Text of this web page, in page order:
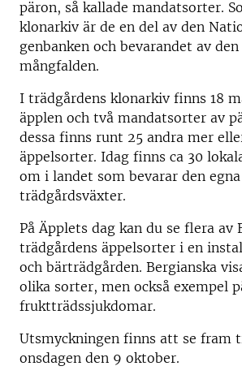
päron, så kallade mandatsorter.
klonarkiv är de en del av den
genbanken och bevarandet av
mångfalden.
I trädgårdens klonarkiv finns 18
äpplen och två mandatsorter av
dessa finns runt 25 andra mer
äppelsorter. Idag finns ca 30
om i landet som bevarar den
trädgårdsväxter.
På Äpplets dag kan du se flera av
trädgårdens äppelsorter i en
och bärträdgården. Bergianska
olika sorter, men också exempel
fruktträdssjukdomar.
Utsmyckningen finns att se fram
onsdagen den 9 oktober.